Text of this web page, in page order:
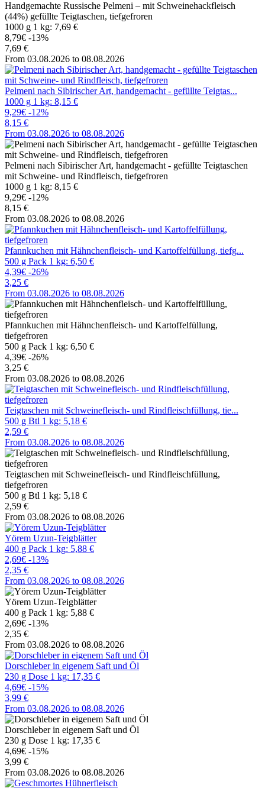
Handgemachte Russische Pelmeni – mit Schweinehackfleisch
(44%) gefüllte Teigtaschen, tiefgefroren
1000 g 1 kg: 7,69 €
8,79€ -13%
7,69 €
From 03.08.2026 to 08.08.2026
Pelmeni nach Sibirischer Art, handgemacht - gefüllte Teigtas...
1000 g 1 kg: 8,15 €
9,29€ -12%
8,15 €
From 03.08.2026 to 08.08.2026
Pelmeni nach Sibirischer Art, handgemacht - gefüllte Teigtaschen
mit Schweine- und Rindfleisch, tiefgefroren
1000 g 1 kg: 8,15 €
9,29€ -12%
8,15 €
From 03.08.2026 to 08.08.2026
Pfannkuchen mit Hähnchenfleisch- und Kartoffelfüllung, tiefg...
500 g Pack 1 kg: 6,50 €
4,39€ -26%
3,25 €
From 03.08.2026 to 08.08.2026
Pfannkuchen mit Hähnchenfleisch- und Kartoffelfüllung,
tiefgefroren
500 g Pack 1 kg: 6,50 €
4,39€ -26%
3,25 €
From 03.08.2026 to 08.08.2026
Teigtaschen mit Schweinefleisch- und Rindfleischfüllung, tie...
500 g Btl 1 kg: 5,18 €
2,59 €
From 03.08.2026 to 08.08.2026
Teigtaschen mit Schweinefleisch- und Rindfleischfüllung,
tiefgefroren
500 g Btl 1 kg: 5,18 €
2,59 €
From 03.08.2026 to 08.08.2026
Yörem Uzun-Teigblätter
400 g Pack 1 kg: 5,88 €
2,69€ -13%
2,35 €
From 03.08.2026 to 08.08.2026
Yörem Uzun-Teigblätter
400 g Pack 1 kg: 5,88 €
2,69€ -13%
2,35 €
From 03.08.2026 to 08.08.2026
Dorschleber in eigenem Saft und Öl
230 g Dose 1 kg: 17,35 €
4,69€ -15%
3,99 €
From 03.08.2026 to 08.08.2026
Dorschleber in eigenem Saft und Öl
230 g Dose 1 kg: 17,35 €
4,69€ -15%
3,99 €
From 03.08.2026 to 08.08.2026